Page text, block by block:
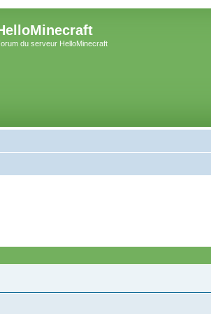
du serveur HelloMinecraft